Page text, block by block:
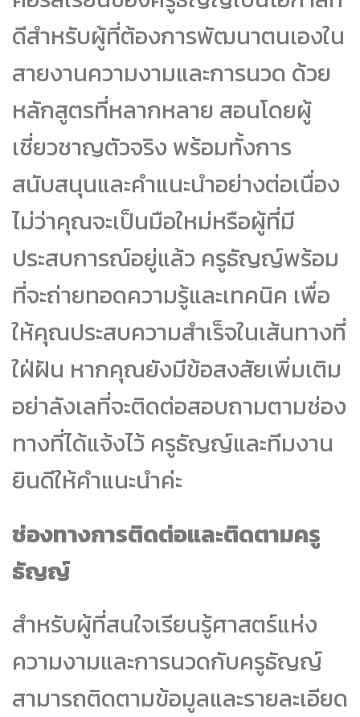
ดีสำหรับผู้ที่ต้องการพัฒนาตนเองใน
สายงานความงามและการนวด ด้วย
หลักสูตรที่หลากหลาย สอนโดยผู้
เชี่ยวชาญตัวจริง พร้อมทั้งการ
สนับสนุนและคำแนะนำอย่างต่อเนื่อง
ไม่ว่าคุณจะเป็นมือใหม่หรือผู้ที่มี
ประสบการณ์อยู่แล้ว ครูธัญญ์พร้อม
ที่จะถ่ายทอดความรู้และเทคนิค เพื่อ
ให้คุณประสบความสำเร็จในเส้นทางที่
ใฝ่ฝัน หากคุณยังมีข้อสงสัยเพิ่มเติม
อย่าลังเลที่จะติดต่อสอบถามตามช่อง
ทางที่ได้แจ้งไว้ ครูธัญญ์และทีมงาน
ยินดีให้คำแนะนำค่ะ
ช่องทางการติดต่อและติดตามครู
ธัญญ์
สำหรับผู้ที่สนใจเรียนรู้ศาสตร์แห่ง
ความงามและการนวดกับครูธัญญ์
สามารถติดตามข้อมูลและรายละเอียด